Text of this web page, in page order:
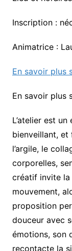
Inscription :
Animatrice :
En savoir plus
En savoir plus
L’atelier est
bienveillant, et
l’argile, le
corporelles,
créatif invite la
mouvement,
proposition
douceur avec
émotions, son
recontacte la